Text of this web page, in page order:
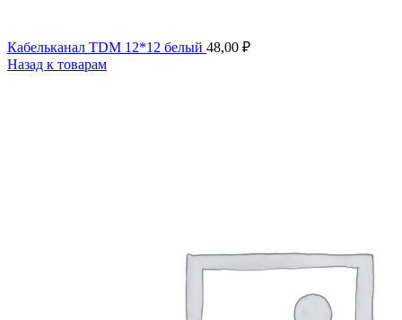
Кабельканал TDM 12*12 белый 48,00 ₽
Назад к товарам